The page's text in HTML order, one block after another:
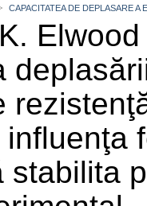
CAPACITATEA DE DEPLASARE
stabilita